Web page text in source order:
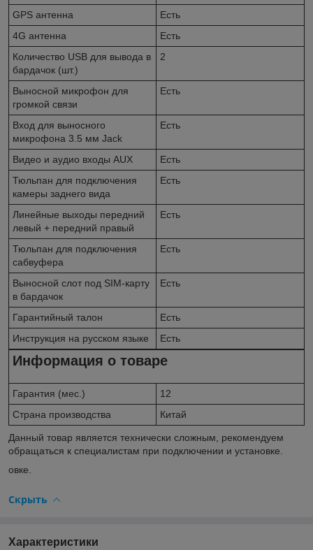
GPS антенна
Есть
4G антенна
Есть
Количество USB для вывода в
бардачок (шт.)
2
Выносной микрофон для
громкой связи
Есть
Вход для выносного
микрофона 3.5 мм Jack
Есть
Видео и аудио входы AUX
Есть
Тюльпан для подключения
камеры заднего вида
Есть
Линейные выходы передний
левый + передний правый
Есть
Тюльпан для подключения
сабвуфера
Есть
Выносной слот под SIM-карту
в бардачок
Есть
Гарантийный талон
Есть
Инструкция на русском языке
Есть
Информация о товаре
Гарантия (мес.)
12
Страна производства
Китай
Данный товар является технически сложным, рекомендуем
обращаться к специалистам при подключении и установке.
овке.
Скрыть
Характеристики